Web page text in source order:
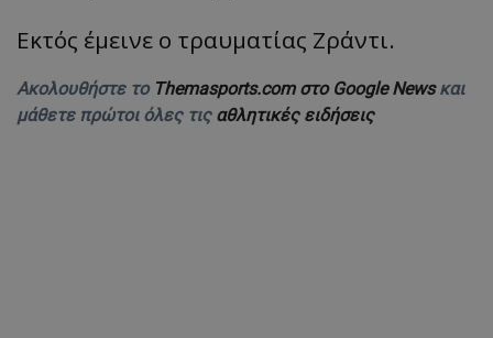
Εκτός έμεινε ο τραυματίας Ζράντι.
Ακολουθήστε το Themasports.com στο Google Newsκαι
μάθετε πρώτοι όλες τις αθλητικές ειδήσεις